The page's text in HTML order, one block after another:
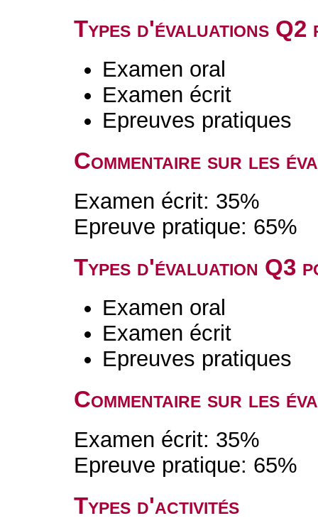
Types d'évaluations
Examen oral
Examen écrit
Epreuves pratiques
Commentaire sur les
Examen écrit: 35%
Epreuve pratique: 65%
Types d'évaluation Q3
Examen oral
Examen écrit
Epreuves pratiques
Commentaire sur les
Examen écrit: 35%
Epreuve pratique: 65%
Types d'activités